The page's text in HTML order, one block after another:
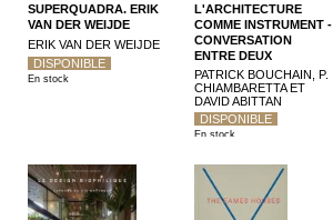
SUPERQUADRA. ERIK
VAN DER WEIJDE
ERIK VAN DER WEIJDE
DISPONIBLE
En stock
L'ARCHITECTURE
COMME INSTRUMENT -
CONVERSATION
ENTRE DEUX
ARCHITECTES
ICONOCLASTES
PATRICK BOUCHAIN, P.
CHIAMBARETTA ET
DAVID ABITTAN
DISPONIBLE
En stock